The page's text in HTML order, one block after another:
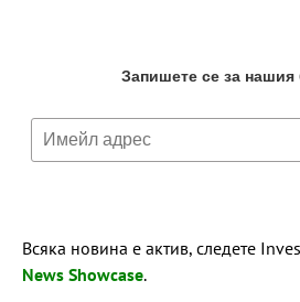
Всяка новина е актив, следете
News Showcase.